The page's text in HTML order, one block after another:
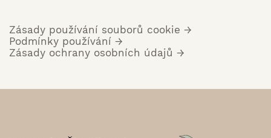
Zásady používání souborů cookie →
Podmínky používání →
Zásady ochrany osobních údajů →